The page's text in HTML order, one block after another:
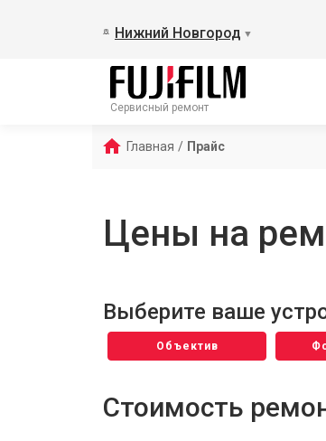
Нижний Новгород ▼
Сервисный ремонт
Главная / Прайс
Цены на
Выберите ваше
Объектив
Стоимость